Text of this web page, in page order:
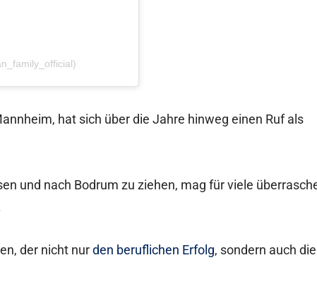
hat sich über die Jahre hinweg einen Ruf als
und nach Bodrum zu ziehen, mag für viele
der nicht nurden beruflichen Erfolg, sondern auch die